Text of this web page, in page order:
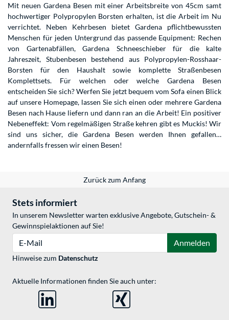
Mit neuen Gardena Besen mit einer Arbeitsbreite von 45cm samt
hochwertiger Polypropylen Borsten erhalten, ist die Arbeit im Nu
verrichtet. Neben Kehrbesen bietet Gardena pflichtbewussten
Menschen für jeden Untergrund das passende Equipment: Rechen
von Gartenabfällen, Gardena Schneeschieber für die kalte
Jahreszeit, Stubenbesen bestehend aus Polypropylen-Rosshaar-
Borsten für den Haushalt sowie komplette Straßenbesen
Komplettsets. Für welchen oder welche Gardena Besen
entscheiden Sie sich? Werfen Sie jetzt bequem vom Sofa einen Blick
auf unsere Homepage, lassen Sie sich einen oder mehrere Gardena
Besen nach Hause liefern und dann ran an die Arbeit! Ein positiver
Nebeneffekt: Vom regelmäßigen Straße kehren gibt es Muckis! Wir
sind uns sicher, die Gardena Besen werden Ihnen gefallen…
andernfalls fressen wir einen Besen!
Zurück zum Anfang
Stets informiert
In unserem Newsletter warten exklusive Angebote, Gutschein- &
Gewinnspielaktionen auf Sie!
Anmelden
Hinweise zum Datenschutz
Aktuelle Informationen finden Sie auch unter: